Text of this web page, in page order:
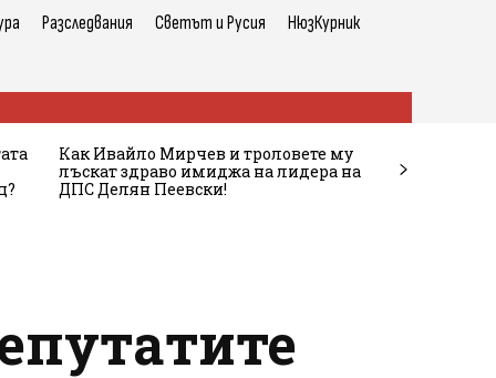
Разследвания Светът и Русия НюзКурник
Как Ивайло Мирчев и троловете му
лъскат здраво имиджа на лидера на
ДПС Делян Пеевски!